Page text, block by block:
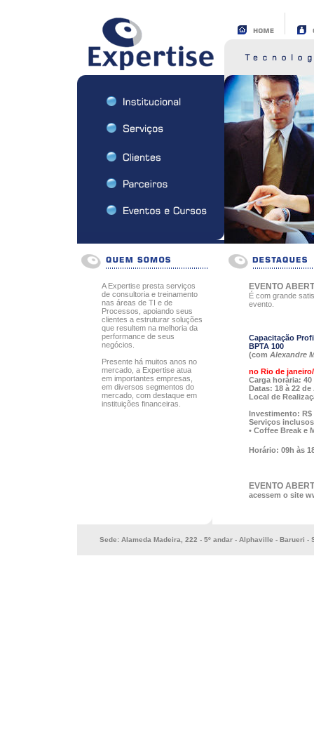
A Expertise presta serviços
de consultoria e treinamento
nas áreas de TI e de
Processos, apoiando seus
clientes a estruturar soluções
que resultem na melhoria da
performance de seus
negócios.
Presente há muitos anos no
mercado, a Expertise atua
em importantes empresas,
em diversos segmentos do
mercado, com destaque em
instituições financeiras.
EVENTO
É com grande
evento.
Capacitação
BPTA 100
(com Alexandre
no Rio de
Carga horária: 40
Datas: 18 à 22
Local de
Investimento: R$
Serviços
• Coffee Break e
Horário: 09h às
EVENTO
acessem o site
Sede: Alameda Madeira, 222 - 5º andar - Alphaville - Barueri -